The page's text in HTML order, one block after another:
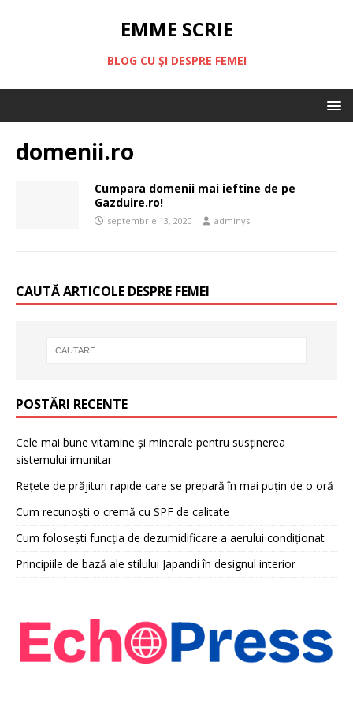
EMME SCRIE
BLOG CU ȘI DESPRE FEMEI
domenii.ro
Cumpara domenii mai ieftine de pe
Gazduire.ro!
septembrie 13, 2020 adminys
CAUTĂ ARTICOLE DESPRE FEMEI
POSTĂRI RECENTE
Cele mai bune vitamine și minerale pentru susținerea
sistemului imunitar
Rețete de prăjituri rapide care se prepară în mai puțin de o oră
Cum recunoști o cremă cu SPF de calitate
Cum folosești funcția de dezumidificare a aerului condiționat
Principiile de bază ale stilului Japandi în designul interior